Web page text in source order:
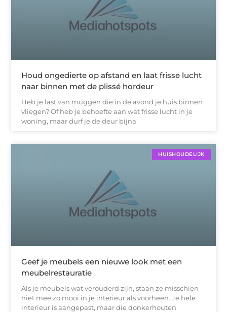
Houd ongedierte op afstand en laat frisse lucht
naar binnen met de plissé hordeur
Heb je last van muggen die in de avond je huis binnen
vliegen? Of heb je behoefte aan wat frisse lucht in je
woning, maar durf je de deur bijna
HUISHOUDELIJK
Geef je meubels een nieuwe look met een
meubelrestauratie
Als je meubels wat verouderd zijn, staan ze misschien
niet mee zo mooi in je interieur als voorheen. Je hele
interieur is aangepast, maar die donkerhouten